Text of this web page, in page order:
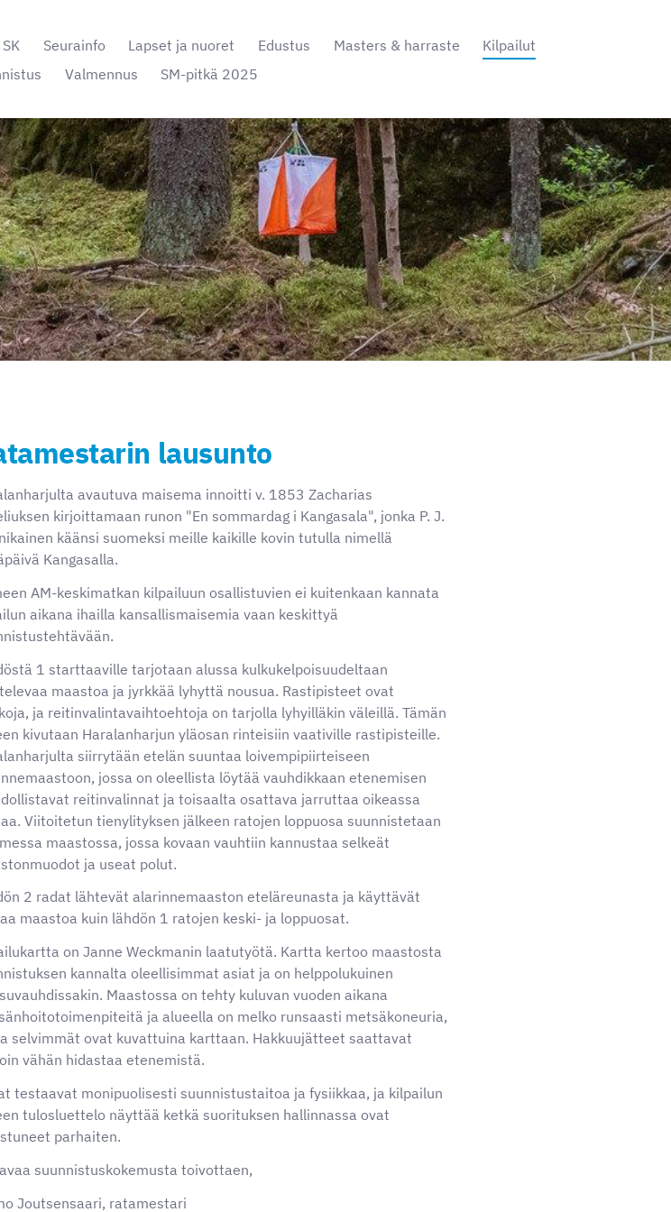
Seurainfo Lapset ja nuoret Edustus Masters & harraste
Kilpailut
Valmennus SM-pitkä 2025
lausunto
avautuva maisema innoitti v. 1853 Zacharias
kirjoittamaan runon "En sommardag i Kangasala", jonka P. J.
käänsi suomeksi meille kaikille kovin tutulla nimellä
Kangasalla.
AM-keskimatkan kilpailuun osallistuvien ei kuitenkaan kannata
aikana ihailla kansallismaisemia vaan keskittyä
1 starttaaville tarjotaan alussa kulkukelpoisuudeltaan
maastoa ja jyrkkää lyhyttä nousua. Rastipisteet ovat
ja reitinvalintavaihtoehtoja on tarjolla lyhyilläkin väleillä. Tämän
kivutaan Haralanharjun yläosan rinteisiin vaativille rastipisteille.
siirrytään etelän suuntaa loivempipiirteiseen
jossa on oleellista löytää vauhdikkaan etenemisen
reitinvalinnat ja toisaalta osattava jarruttaa oikeassa
Viitoitetun tienylityksen jälkeen ratojen loppuosa suunnistetaan
maastossa, jossa kovaan vauhtiin kannustaa selkeät
ja useat polut.
2 radat lähtevät alarinnemaaston eteläreunasta ja käyttävät
maastoa kuin lähdön 1 ratojen keski- ja loppuosat.
on Janne Weckmanin laatutyötä. Kartta kertoo maastosta
kannalta oleellisimmat asiat ja on helppolukuinen
Maastossa on tehty kuluvan vuoden aikana
ja alueella on melko runsaasti metsäkoneuria,
selvimmät ovat kuvattuina karttaan. Hakkuujätteet saattavat
vähän hidastaa etenemistä.
testaavat monipuolisesti suunnistustaitoa ja fysiikkaa, ja kilpailun
tulosluettelo näyttää ketkä suorituksen hallinnassa ovat
parhaiten.
suunnistuskokemusta toivottaen,
Joutsensaari, ratamestari